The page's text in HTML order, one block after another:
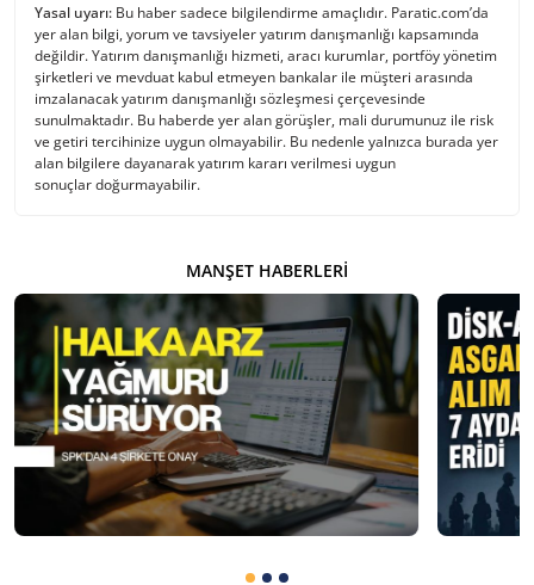
Yasal uyarı: Bu haber sadece bilgilendirme amaçlıdır. Paratic.com’da
yer alan bilgi, yorum ve tavsiyeler yatırım danışmanlığı kapsamında
değildir. Yatırım danışmanlığı hizmeti, aracı kurumlar, portföy yönetim
şirketleri ve mevduat kabul etmeyen bankalar ile müşteri arasında
imzalanacak yatırım danışmanlığı sözleşmesi çerçevesinde
sunulmaktadır. Bu haberde yer alan görüşler, mali durumunuz ile risk
ve getiri tercihinize uygun olmayabilir. Bu nedenle yalnızca burada yer
alan bilgilere dayanarak yatırım kararı verilmesi uygun
sonuçlar doğurmayabilir.
MANŞET HABERLERI